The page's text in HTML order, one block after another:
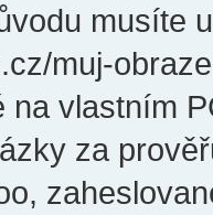
musíte
muj-
na vlastním
za